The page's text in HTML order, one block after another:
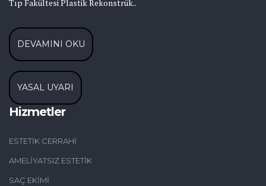
Tıp Fakültesi Plastik Rekonstrük..
DEVAMINI OKU
YASAL UYARI
Hizmetler
ESTETIK CERRAHI
AMELIYATSIZ ESTETIK
SAÇ EKIMI